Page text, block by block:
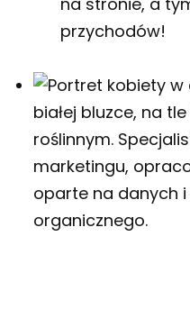
przychodów!